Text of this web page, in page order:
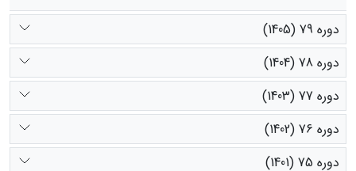
دوره 79 (1405)
دوره 78 (1404)
دوره 77 (1403)
دوره 76 (1402)
دوره 75 (1401)